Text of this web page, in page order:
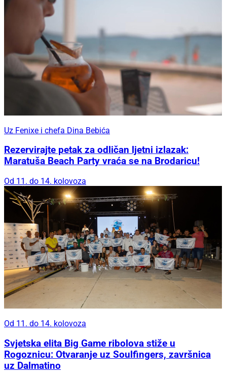
Uz Fenixe i chefa Dina Bebića
Rezervirajte petak za odličan ljetni izlazak:
Maratuša Beach Party vraća se na Brodaricu!
Od 11. do 14. kolovoza
Od 11. do 14. kolovoza
Svjetska elita Big Game ribolova stiže u
Rogoznicu: Otvaranje uz Soulfingers, završnica
uz Dalmatino